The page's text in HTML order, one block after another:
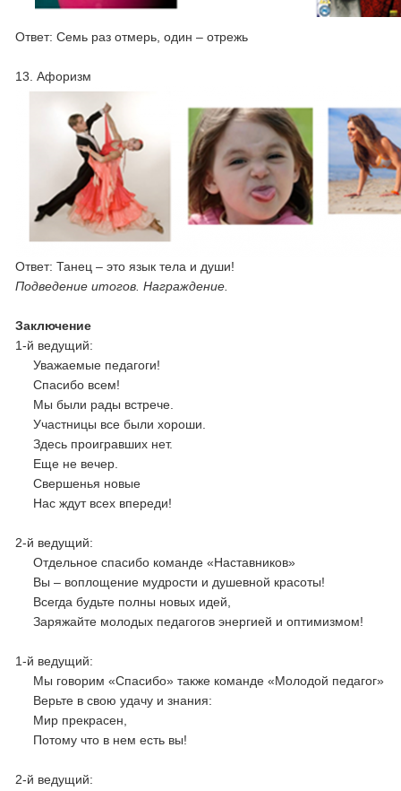
Ответ: Семь раз отмерь, один – отрежь
13. Афоризм
Ответ: Танец – это язык тела и души!
Подведение итогов. Награждение.
Заключение
1-й ведущий:
Уважаемые педагоги!
Спасибо всем!
Мы были рады встрече.
Участницы все были хороши.
Здесь проигравших нет.
Еще не вечер.
Свершенья новые
Нас ждут всех впереди!
2-й ведущий:
Отдельное спасибо команде «Наставников»
Вы – воплощение мудрости и душевной красоты!
Всегда будьте полны новых идей,
Заряжайте молодых педагогов энергией и оптимизмом!
1-й ведущий:
Мы говорим «Спасибо» также команде «Молодой педагог»
Верьте в свою удачу и знания:
Мир прекрасен,
Потому что в нем есть вы!
2-й ведущий: